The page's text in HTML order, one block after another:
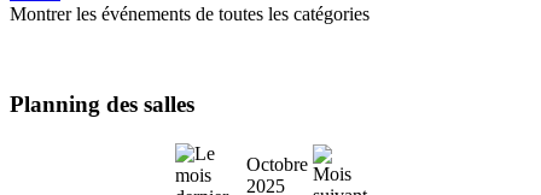
Montrer les événements de toutes les catégories
Planning des salles
Octobre
2025